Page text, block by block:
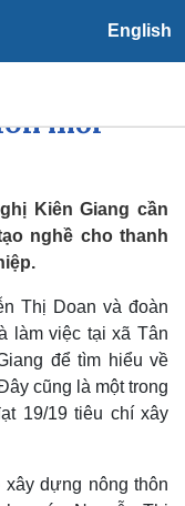
English
thời tiết
VOV
xã đạt
mới
Kiên Giang cần
nghề cho thanh
Thị Doan và đoàn
làm việc tại xã Tân
để tìm hiểu về
cũng là một trong
19/19 tiêu chí xây
dựng nông thôn